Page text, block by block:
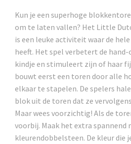
Kun je een superhoge
om te laten vallen? Het Little
is een leuke activiteit waar de
heeft. Het spel verbetert de
kindje en stimuleert zijn of haar
bouwt eerst een toren door alle
elkaar te stapelen. De spelers
blok uit de toren dat ze
Maar wees voorzichtig! Als de
voorbij. Maak het extra spannend
kleurendobbelsteen. De kleur die